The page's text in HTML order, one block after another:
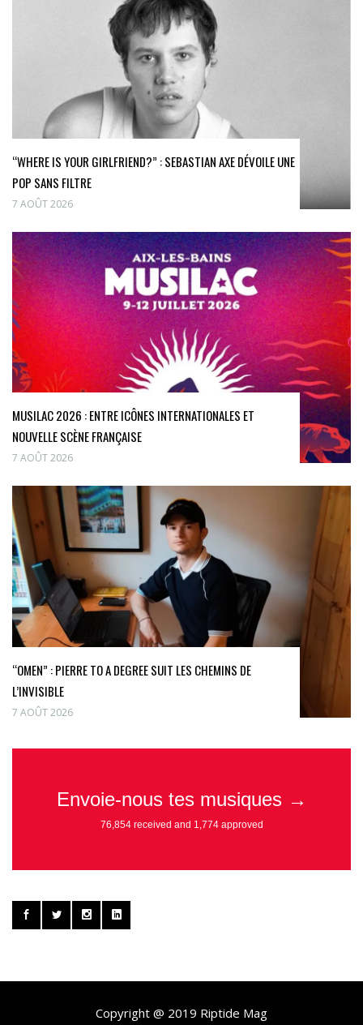
“WHERE IS YOUR GIRLFRIEND?” : SEBASTIAN AXE DÉVOILE UNE
POP SANS FILTRE
7 AOÛT 2026
MUSILAC 2026 : ENTRE ICÔNES INTERNATIONALES ET
NOUVELLE SCÈNE FRANÇAISE
7 AOÛT 2026
“OMEN” : PIERRE TO A DEGREE SUIT LES CHEMINS DE
L’INVISIBLE
7 AOÛT 2026
Copyright @ 2019 Riptide Mag